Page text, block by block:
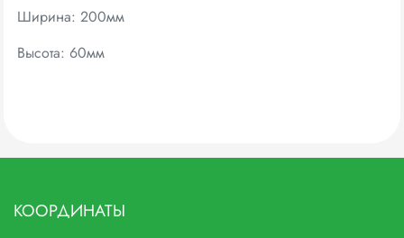
Ширина: 200мм
Высота: 60мм
КООРДИНАТЫ